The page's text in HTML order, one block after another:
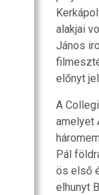
alakjai
János
előnyt
A
amelyet
Pál
ös első
elhunyt